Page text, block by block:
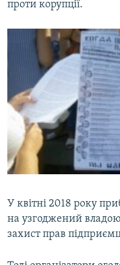
проти корупції.
У квітні 2018 року
на узгоджений
захист прав